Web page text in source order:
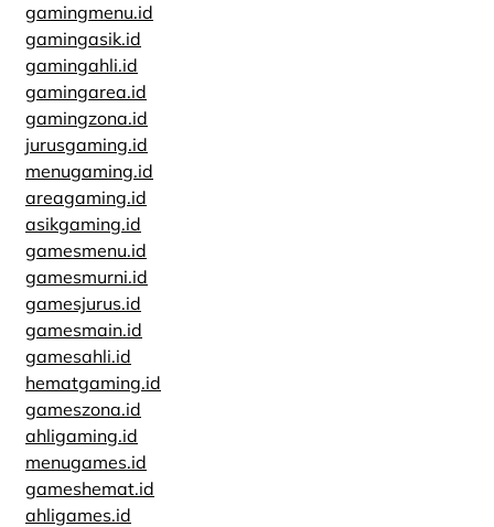
gamingmenu.id
gamingasik.id
gamingahli.id
gamingarea.id
gamingzona.id
jurusgaming.id
menugaming.id
areagaming.id
asikgaming.id
gamesmenu.id
gamesmurni.id
gamesjurus.id
gamesmain.id
gamesahli.id
hematgaming.id
gameszona.id
ahligaming.id
menugames.id
gameshemat.id
ahligames.id